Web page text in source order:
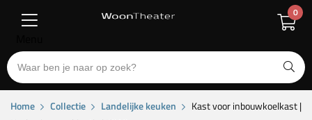
0
Home Collectie Landelijke keuken
Kast voor inbouwkoelkast |